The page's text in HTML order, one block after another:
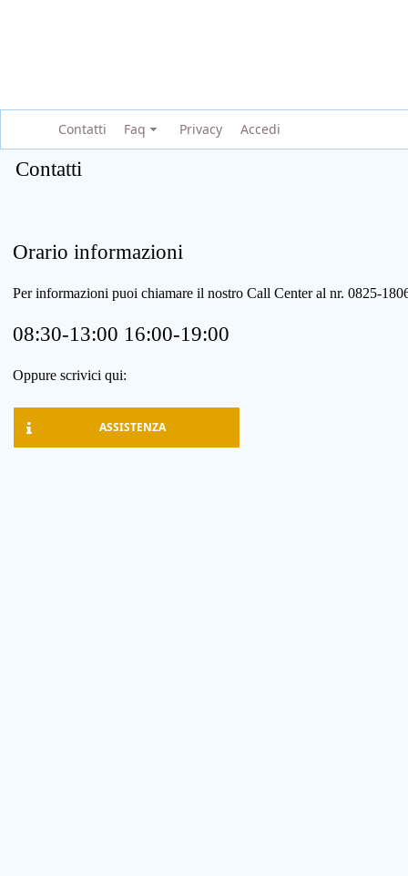
Contatti Faq Privacy Accedi
Contatti
Orario informazioni
Per informazioni puoi chiamare il nostro Call Center al nr. 0825-
08:30-13:00 16:00-19:00
Oppure scrivici qui:
ASSISTENZA